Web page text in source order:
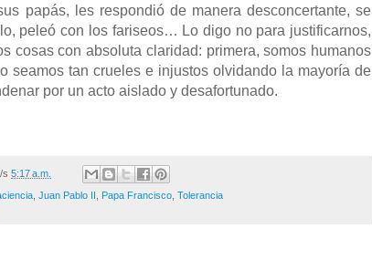
papás, les respondió de manera desconcertante, se
peleó con los fariseos… Lo digo no para justificarnos,
cosas con absoluta claridad: primera, somos humanos
seamos tan crueles e injustos olvidando la mayoría de
por un acto aislado y desafortunado.
s 5:17 a.m.
, Juan Pablo II , Papa Francisco, Tolerancia